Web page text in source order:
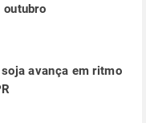
outubro
avança em ritmo